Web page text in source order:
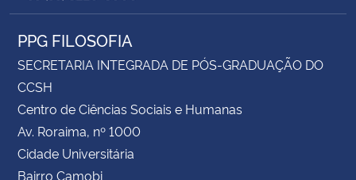
PPG FILOSOFIA
SECRETARIA INTEGRADA DE PÓS-GRADUAÇÃO DO
CCSH
Centro de Ciências Sociais e Humanas
Av. Roraima, nº 1000
Cidade Universitária
Bairro Camobi